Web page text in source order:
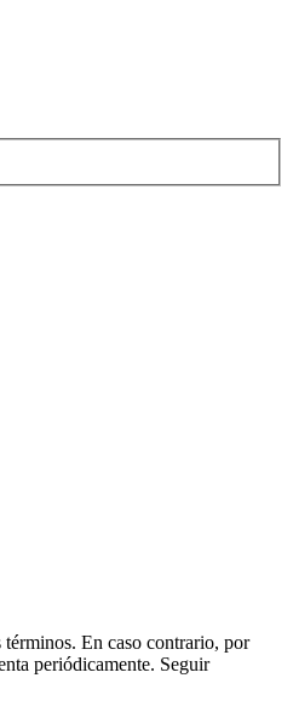
En caso contrario, por
periódicamente. Seguir